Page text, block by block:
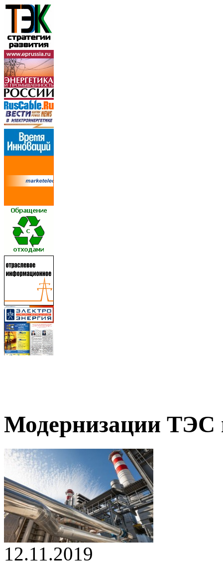
Модернизации ТЭС
12.11.2019